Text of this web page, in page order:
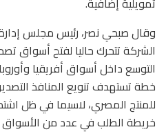
وقال صبحي نصر، رئيس مجلس إدارة
الشركة تتحرك حاليا لفتح أسواق
التوسع داخل أسواق أفريقيا وأوروبا
خطة تستهدف تنويع المنافذ
للمنتج المصري، لاسيما في ظل
خريطة الطلب في عدد من الأسواق